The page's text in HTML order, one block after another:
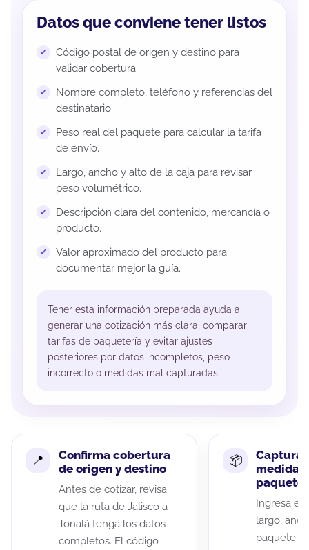
Datos que conviene tener listos
Código postal de origen y destino para
validar cobertura.
Nombre completo, teléfono y referencias del
destinatario.
Peso real del paquete para calcular la tarifa
de envío.
Largo, ancho y alto de la caja para revisar
peso volumétrico.
Descripción clara del contenido, mercancía o
producto.
Valor aproximado del producto para
documentar mejor la guía.
Tener esta información preparada ayuda a
generar una cotización más clara, comparar
tarifas de paquetería y evitar ajustes
posteriores por datos incompletos, peso
incorrecto o medidas mal capturadas.
Confirma cobertura
de origen y destino
Antes de cotizar, revisa
que la ruta de Jalisco a
Tonalá tenga los datos
completos. El código
Captura
medidas
paquete
Ingresa el
largo,
paquete.